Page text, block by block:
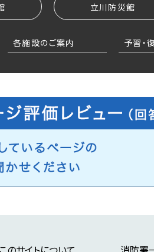
立川防災館
各施設のご案内 予習・